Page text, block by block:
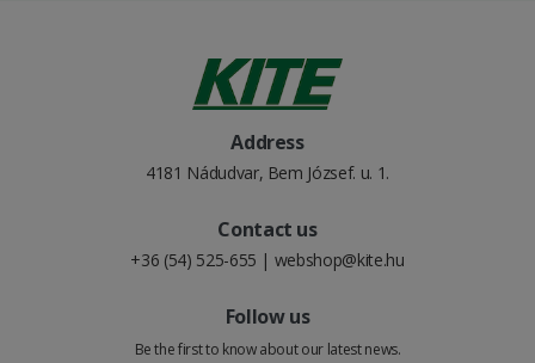
Address
4181 Nádudvar, Bem József. u. 1.
Contact us
+36 (54) 525-655 | webshop@kite.hu
Follow us
Be the first to know about our latest news.